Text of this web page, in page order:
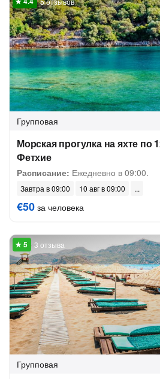
Групповая
Морская прогулка на яхте по
Фетхие
Расписание: Ежедневно в 09:00.
Завтра в 09:00 10 авг в 09:00
€50 за человека
3 отзыва
Групповая